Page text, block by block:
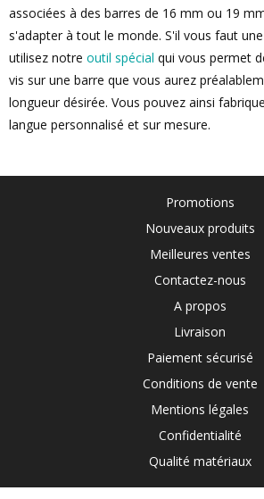
associées à des barres de 16 mm ou 19
s'adapter à tout le monde. S'il vous faut
utilisez notre outil spécial qui vous permet
vis sur une barre que vous aurez
longueur désirée. Vous pouvez ainsi
langue personnalisé et sur mesure.
Promotions
Nouveaux produits
Meilleures ventes
Contactez-nous
A propos
Livraison
Paiement sécurisé
Conditions de vente
Mentions légales
Confidentialité
Qualité matériaux